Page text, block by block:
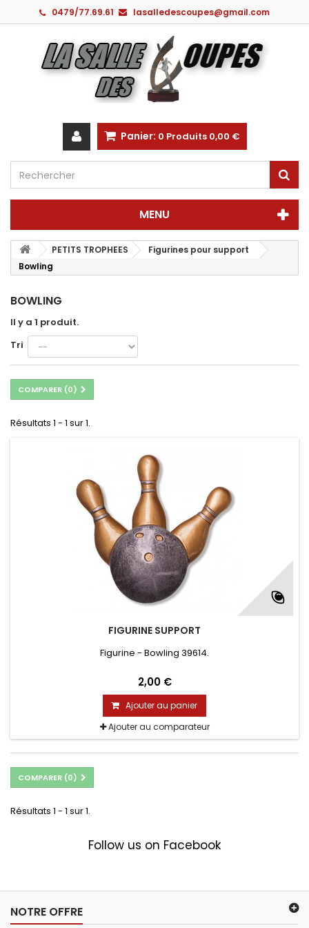
0479/77.69.61 lasalledescoupes@gmail.com
Panier: 0 Produits 0,00 €
MENU
PETITS TROPHEES
Figurines pour support
Bowling
BOWLING
Il y a 1 produit.
Tri
COMPARER (0)
Résultats 1 - 1 sur 1.
FIGURINE SUPPORT
Figurine - Bowling 39614.
2,00 €
Ajouter au panier
Ajouter au comparateur
COMPARER (0)
Résultats 1 - 1 sur 1.
Follow us on Facebook
NOTRE OFFRE